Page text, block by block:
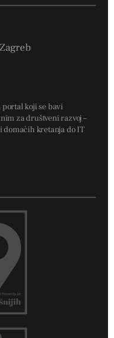
koji se bavi
za društveni razvoj –
domaćih kretanja do IT